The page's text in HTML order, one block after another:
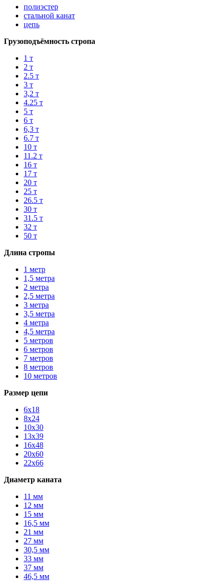
полиэстер
стальной канат
цепь
Грузоподъёмность стропа
1 т
2 т
2.5 т
3 т
3,2 т
4.25 т
5 т
6 т
6,3 т
6.7 т
10 т
11.2 т
16 т
17 т
20 т
25 т
26.5 т
30 т
31.5 т
32 т
50 т
Длина стропы
1 метр
1,5 метра
2 метра
2,5 метра
3 метра
3,5 метра
4 метра
4,5 метра
5 метров
6 метров
7 метров
8 метров
10 метров
Размер цепи
6х18
8х24
10х30
13х39
16х48
20х60
22х66
Диаметр каната
11 мм
12 мм
15 мм
16,5 мм
21 мм
27 мм
30,5 мм
33 мм
37 мм
46,5 мм